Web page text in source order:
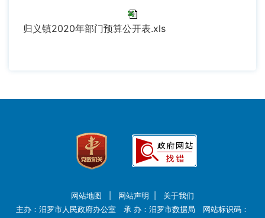
归义镇2020年部门预算公开表.xls
网站地图 网站声明
关于我们
主办：汨罗市人民政府办公室 承 办：汨罗市数据局 网站标识码：